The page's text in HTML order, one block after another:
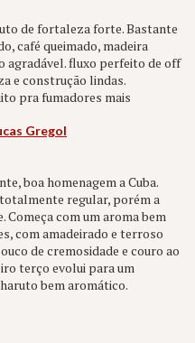
de fortaleza forte. Bastante
café queimado, madeira
agradável. fluxo perfeito de off
e construção lindas.
pra fumadores mais
Gregol
boa homenagem a Cuba.
regular, porém a
Começa com um aroma bem
com amadeirado e terroso
de cremosidade e couro ao
terço evolui para um
bem aromático.